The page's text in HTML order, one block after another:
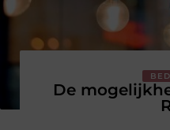
De